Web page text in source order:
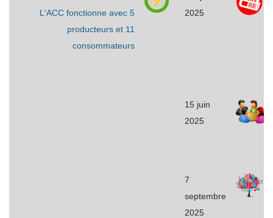
L'ACC fonctionne avec 5
producteurs et 11
consommateurs
2025
15 juin
2025
7
septembre
2025